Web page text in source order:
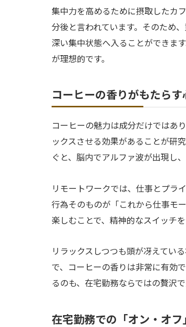
集中力を高めるために摂取したカ
分後と言われています。そのため
深い集中状態へ入ることができま
が理想的です。
コーヒーの香りがもたら
コーヒーの魅力は成分だけではあ
ックスさせる効果があることが研
ぐと、脳内でアルファ波が出現し
リモートワークでは、仕事とプラ
行為そのものが「これから仕事モ
楽しむことで、精神的なスイッチ
リラックスしつつも頭が冴えてい
で、コーヒーの香りは非常に有効
るのも、在宅勤務ならではの贅沢
在宅勤務での「オン・オ